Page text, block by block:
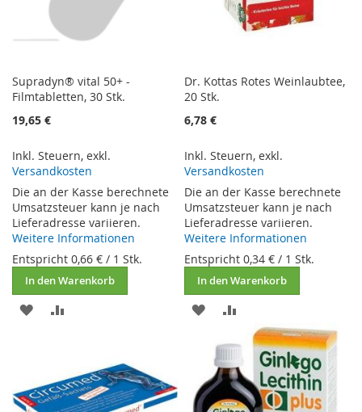
Supradyn® vital 50+ -
Filmtabletten, 30 Stk.
19,65 €
Inkl. Steuern, exkl.
Versandkosten
Die an der Kasse berechnete
Umsatzsteuer kann je nach
Lieferadresse variieren.
Weitere Informationen
Entspricht 0,66 € / 1 Stk.
In den Warenkorb
ZUR
HINZUFÜGEN
HINZUFÜGEN
Dr. Kottas Rotes Weinlaubtee,
20 Stk.
6,78 €
Inkl. Steuern,exkl.
Versandkosten
Die an der Kasse berechnete
Umsatzsteuer kann je nach
Lieferadresse variieren.
Weitere Informationen
Entspricht0,34 € / 1 Stk.
In den Warenkorb
ZUR
WUNSCHLISTE
HINZUFÜGEN
VERGLEICHSLISTE
HINZUFÜGEN